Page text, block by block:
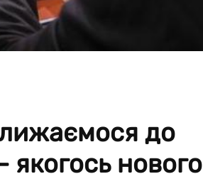
до
якогось нового